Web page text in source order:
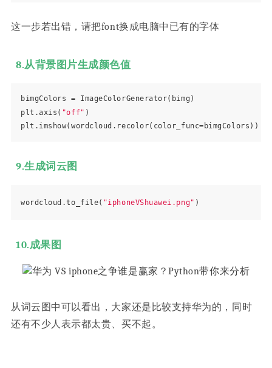
这一步若出错，请把font换成电脑中已有的字体
8.从背景图片生成颜色值
bimgColors = ImageColorGenerator(bimg)
plt.axis( "off" )
9.生成词云图
wordcloud.to_file( "iphoneVShuawei.png"
10.成果图
从词云图中可以看出，大家还是比较支持华为的，同时
还有不少人表示都太贵、买不起。